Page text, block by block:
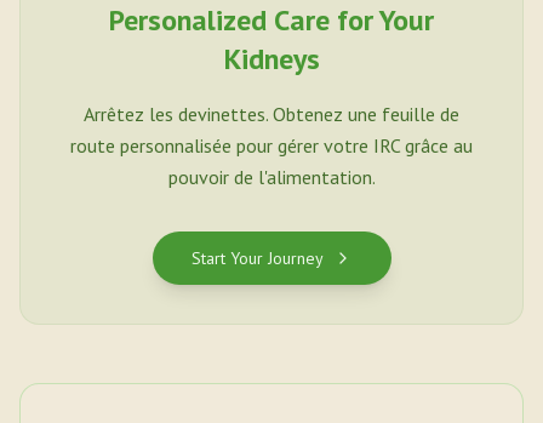
Personalized Care for Your
Kidneys
Arrêtez les devinettes. Obtenez une feuille de
route personnalisée pour gérer votre IRC grâce au
pouvoir de l'alimentation.
Start Your Journey